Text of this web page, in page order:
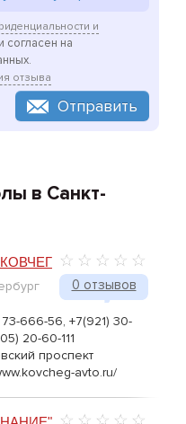
и
и согласен на
отзыва
Отправить
в Санкт-
0 отзывов
КОВЧЕГ
73-666-56, +7(921) 30-
20-60-111
проспект
avto.ru/